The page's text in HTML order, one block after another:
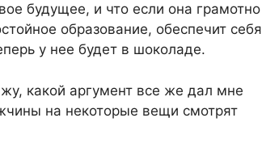
будущее, и что если она грамотно
образование, обеспечит себя
у нее будет в шоколаде.
какой аргумент все же дал мне
на некоторые вещи смотрят